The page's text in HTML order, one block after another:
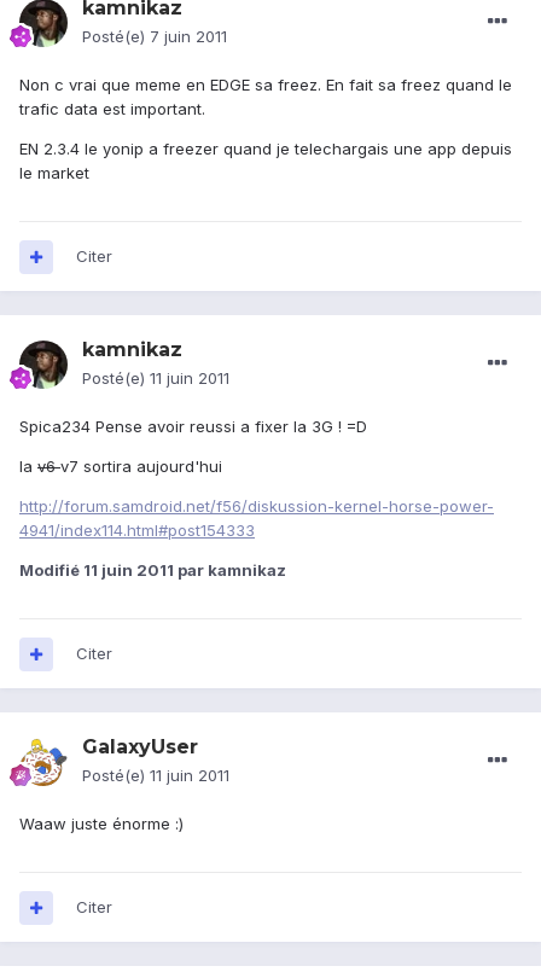
kamnikaz
Posté(e) 7 juin 2011
Non c vrai que meme en EDGE sa freez. En fait sa freez quand le
trafic data est important.
EN 2.3.4 le yonip a freezer quand je telechargais une app depuis
le market
Citer
kamnikaz
Posté(e) 11 juin 2011
Spica234 Pense avoir reussi a fixer la 3G ! =D
la v6v7 sortira aujourd'hui
http://forum.samdroid.net/f56/diskussion-kernel-horse-power-
4941/index114.html#post154333
Modifié 11 juin 2011 par kamnikaz
Citer
GalaxyUser
Posté(e) 11 juin 2011
Waaw juste énorme :)
Citer